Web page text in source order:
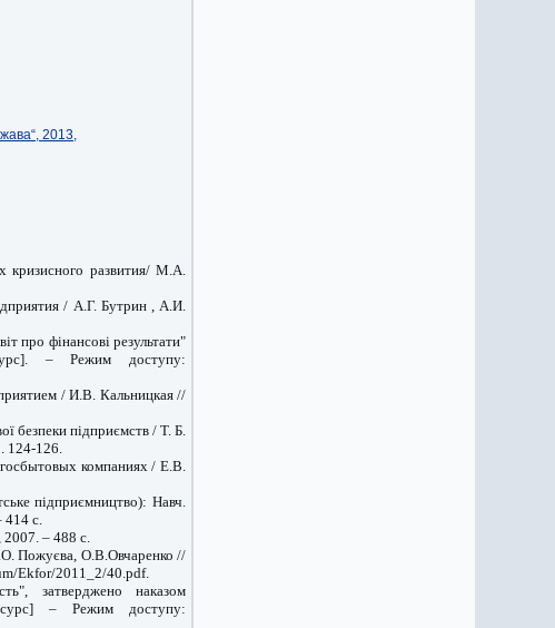
2013,
кризисного развития/ М.А.
/ А.Г. Бутрин , А.И.
про фінансові результати"
– Режим доступу:
/ И.В. Кальницкая //
безпеки підприємств / Т. Б.
124-126.
компаниях / Е.В.
підприємництво): Навч.
414 с.
– 488 с.
Пожуєва, О.В.Овчаренко //
Ekfor/2011_2/40.pdf.
затверджено наказом
– Режим доступу: